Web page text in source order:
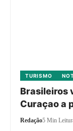
TURISMO
Brasileiros
Curaçao a
Redação5 Min